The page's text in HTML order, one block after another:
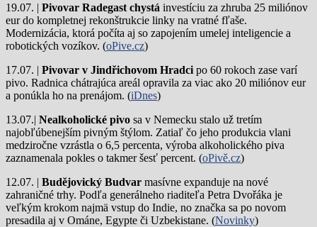
19.07. | Pivovar Radegast chystá investíciu za zhruba 25 miliónov
eur do kompletnej rekonštrukcie linky na vratné fľaše.
Modernizácia, ktorá počíta aj so zapojením umelej inteligencie a
robotických vozíkov. (oPive.cz)
17.07. | Pivovar v Jindřichovom Hradci po 60 rokoch zase varí
pivo. Radnica chátrajúca areál opravila za viac ako 20 miliónov eur
a ponúkla ho na prenájom. (iDnes)
13.07.| Nealkoholické pivo sa v Nemecku stalo už tretím
najobľúbenejším pivným štýlom. Zatiaľ čo jeho produkcia vlani
medziročne vzrástla o 6,5 percenta, výroba alkoholického piva
zaznamenala pokles o takmer šesť percent. (oPivě.cz)
12.07. | Budějovický Budvar masívne expanduje na nové
zahraničné trhy. Podľa generálneho riaditeľa Petra Dvořáka je
veľkým krokom najmä vstup do Indie, no značka sa po novom
presadila aj v Ománe, Egypte či Uzbekistane. (Novinky)